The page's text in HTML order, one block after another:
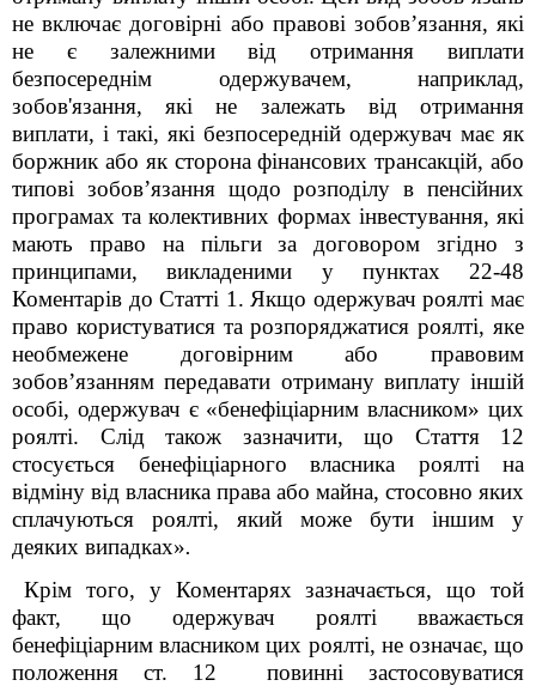
не включає договірні або правові зобовʼязання, які
не є залежними від отримання виплати
безпосереднім одержувачем, наприклад,
зобов'язання, які не залежать від отримання
виплати, і такі, які безпосередній одержувач має як
боржник або як сторона фінансових трансакцій, або
типові зобовʼязання щодо розподілу в пенсійних
програмах та колективних формах інвестування, які
мають право на пільги за договором згідно з
принципами, викладеними у пунктах 22-48
Коментарів до Статті 1. Якщо одержувач роялті має
право користуватися та розпоряджатися роялті, яке
необмежене договірним або правовим
зобовʼязанням передавати отриману виплату іншій
особі, одержувач є «бенефіціарним власником» цих
роялті. Слід також зазначити, що Стаття 12
стосується бенефіціарного власника роялті на
відміну від власника права або майна, стосовно яких
сплачуються роялті, який може бути іншим у
деяких випадках».
Крім того, у Коментарях зазначається, що той
факт, що одержувач роялті вважається
бенефіціарним власником цих роялті, не означає, що
положення ст. 12 повинні застосовуватися